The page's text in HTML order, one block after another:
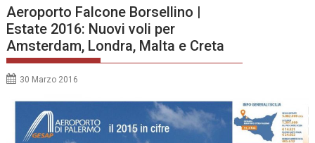
Aeroporto Falcone Borsellino |
Estate 2016: Nuovi voli per
Amsterdam, Londra, Malta e Creta
30 Marzo 2016